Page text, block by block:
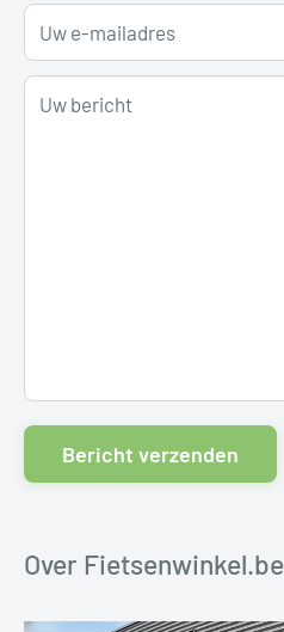
Uw e-mailadres
Uw bericht
Bericht verzenden
Over Fietsenwinkel.be